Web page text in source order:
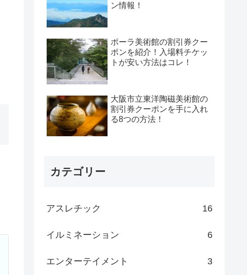
ン情報！
ポーラ美術館の割引券クー
ポンを紹介！入場料チケッ
トが安い方法はコレ！
大阪市立東洋陶磁美術館の
割引券クーポンを手に入れ
る8つの方法！
カテゴリー
アスレチック 16
イルミネーション 6
エンターテイメント 3